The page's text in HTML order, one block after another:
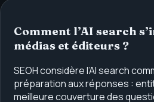
Comment l’AI search
médias et éditeurs ?
SEOH considère l’AI search
préparation aux réponses :
meilleure couverture des